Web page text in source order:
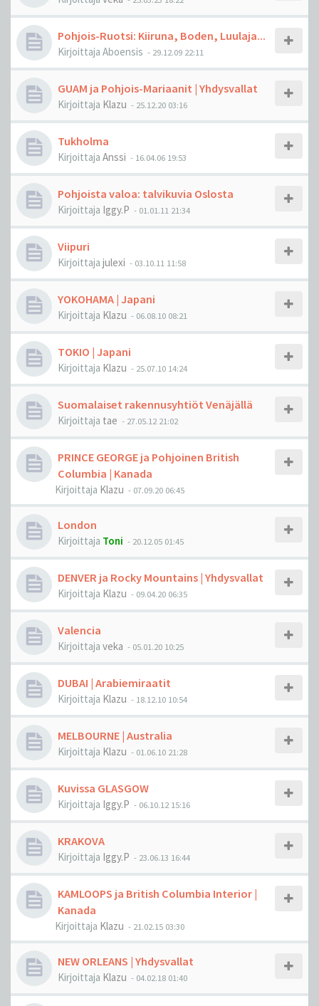
Pohjois-Ruotsi: Kiiruna, Boden, Luulaja...
Kirjoittaja Aboensis - 29.12.09 22:11
GUAM ja Pohjois-Mariaanit | Yhdysvallat
Kirjoittaja Klazu - 25.12.20 03:16
Tukholma
Kirjoittaja Anssi - 16.04.06 19:53
Pohjoista valoa: talvikuvia Oslosta
Kirjoittaja Iggy.P - 01.01.11 21:34
Viipuri
Kirjoittaja julexi - 03.10.11 11:58
YOKOHAMA | Japani
Kirjoittaja Klazu - 06.08.10 08:21
TOKIO | Japani
Kirjoittaja Klazu - 25.07.10 14:24
Suomalaiset rakennusyhtiöt Venäjällä
Kirjoittaja tae - 27.05.12 21:02
PRINCE GEORGE ja Pohjoinen British
Columbia | Kanada
Kirjoittaja Klazu - 07.09.20 06:45
London
Kirjoittaja Toni - 20.12.05 01:45
DENVER ja Rocky Mountains | Yhdysvallat
Kirjoittaja Klazu - 09.04.20 06:35
Valencia
Kirjoittaja veka - 05.01.20 10:25
DUBAI | Arabiemiraatit
Kirjoittaja Klazu - 18.12.10 10:54
MELBOURNE | Australia
Kirjoittaja Klazu - 01.06.10 21:28
Kuvissa GLASGOW
Kirjoittaja Iggy.P - 06.10.12 15:16
KRAKOVA
Kirjoittaja Iggy.P - 23.06.13 16:44
KAMLOOPS ja British Columbia Interior |
Kanada
Kirjoittaja Klazu - 21.02.15 03:30
NEW ORLEANS | Yhdysvallat
Kirjoittaja Klazu - 04.02.18 01:40